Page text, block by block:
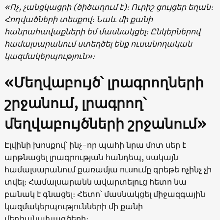
«Ոչ, չանցկացրի (ծիծաղում է)։ Ուրիշ ցույցեր եղան։
Հոդվածների տեսքով։ Նաև մի քանի
հանրահավաքների եմ մասնակցել։ Ընկերներով
համալսարանում ստեղծել ենք ուսանողական
կազմակերպություն»։
«Մեղվաբույծ՝ լրագրողների
շրջանում, լրագրող՝
մեղվաբույծների շրջանում»
Էլվինի խոսքով՝ ինչ-որ պահի նրա մոտ սեր է
արթնացել լրագրության հանդեպ, սակայն
համալսարանում քառամյա ուսումը գրեթե ոչինչ չի
տվել։ Համալսարանն ավարտելուց հետո նա
բանակ է գնացել։ Հետո՝ մասնակցել միջազգային
կազմակերպությունների մի քանի